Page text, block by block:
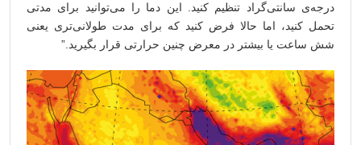
درجه‌ی سانتی‌گراد تنظیم کنید. این دما را می‌توانید برای مدتی
تحمل کنید، اما حالا فرض کنید که برای مدت طولانی‌تری یعنی
شش ساعت یا بیشتر در معرض چنین حرارتی قرار بگیرید.”‌